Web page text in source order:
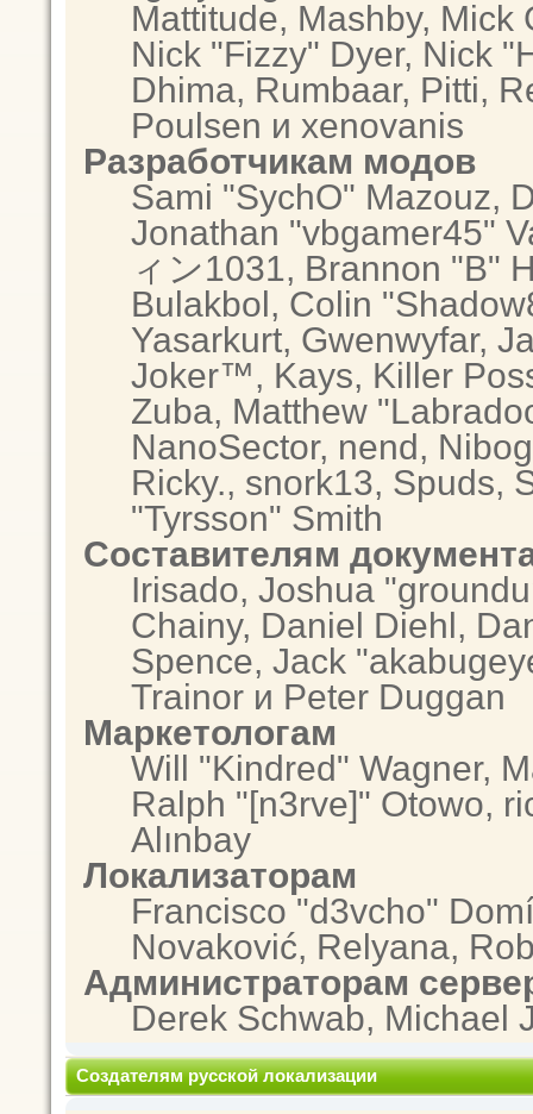
Mattitude, Mashby,
Nick "Fizzy" Dyer, Nick
Dhima, Rumbaar, Pitti,
Poulsen и xenovanis
Разработчикам модов
Sami "SychO" Mazouz,
Jonathan "vbgamer45"
ィン1031, Brannon "B"
Bulakbol, Colin
Yasarkurt, Gwenwyfar,
Joker™, Kays, Killer
Zuba, Matthew
NanoSector, nend,
Ricky., snork13, Spuds,
"Tyrsson" Smith
Составителям
Irisado, Joshua
Chainy, Daniel Diehl,
Spence, Jack
Trainor и Peter Duggan
Маркетологам
Will "Kindred" Wagner,
Ralph "[n3rve]" Otowo,
Alınbay
Локализаторам
Francisco "d3vcho"
Novaković, Relyana,
Администраторам
Derek Schwab, Michael
Создателям русской локализации